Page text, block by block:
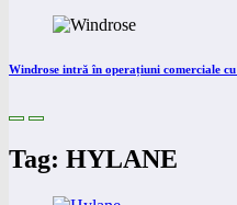
Windrose intră în operațiuni comerciale
Tag: HYLANE